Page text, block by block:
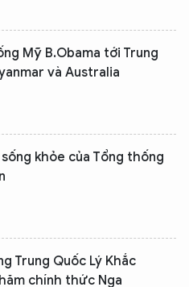
Mỹ B.Obama tới Trung
và Australia
khỏe của Tổng thống
Trung Quốc Lý Khắc
chính thức Nga